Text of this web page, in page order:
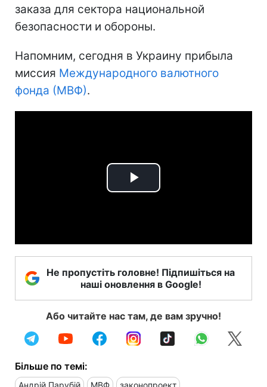
заказа для сектора национальной
безопасности и обороны.
Напомним, сегодня в Украину прибыла
миссия Международного валютного
фонда (МВФ).
Play
Не пропустіть головне! Підпишіться на
наші оновлення в Google!
Або читайте нас там, де вам зручно!
Більше по темі: